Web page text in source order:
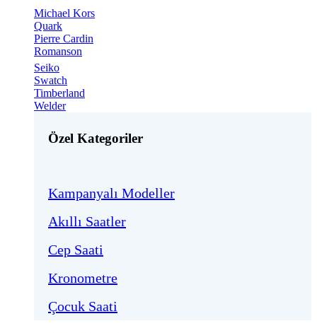
Michael Kors
Quark
Pierre Cardin
Romanson
Seiko
Swatch
Timberland
Welder
Özel Kategoriler
Kampanyalı Modeller
Akıllı Saatler
Cep Saati
Kronometre
Çocuk Saati